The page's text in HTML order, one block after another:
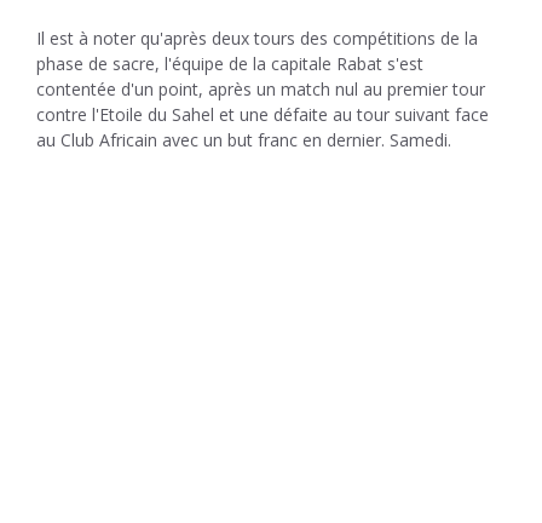
Il est à noter qu'après deux tours des compétitions de la
phase de sacre, l'équipe de la capitale Rabat s'est
contentée d'un point, après un match nul au premier tour
contre l'Etoile du Sahel et une défaite au tour suivant face
au Club Africain avec un but franc en dernier. Samedi.